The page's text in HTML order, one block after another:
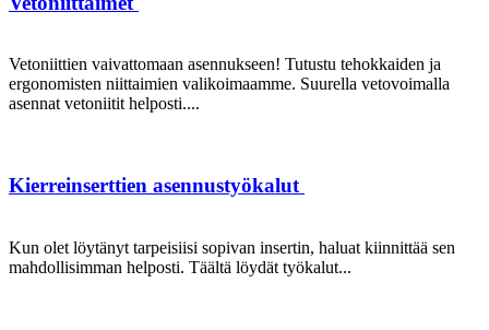
Vetoniittien vaivattomaan asennukseen! Tutustu tehokkaiden ja
ergonomisten niittaimien valikoimaamme. Suurella vetovoimalla
asennat vetoniitit helposti....
Kierreinserttien asennustyökalut
Kun olet löytänyt tarpeisiisi sopivan insertin, haluat kiinnittää sen
mahdollisimman helposti. Täältä löydät työkalut...